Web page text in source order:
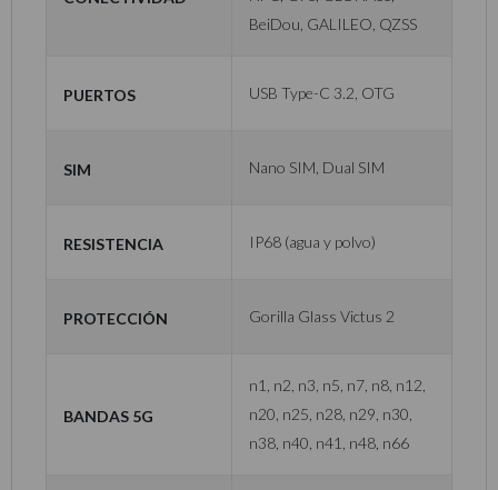
BeiDou, GALILEO, QZSS
Puertos USB Type-C 3.2, OTG
SIM Nano SIM, Dual SIM
Resistencia IP68 (agua y polvo)
Protección Gorilla Glass Victus 2
Bandas 5G
n1, n2, n3, n5, n7, n8, n12,
n20, n25, n28, n29, n30,
n38, n40, n41, n48, n66